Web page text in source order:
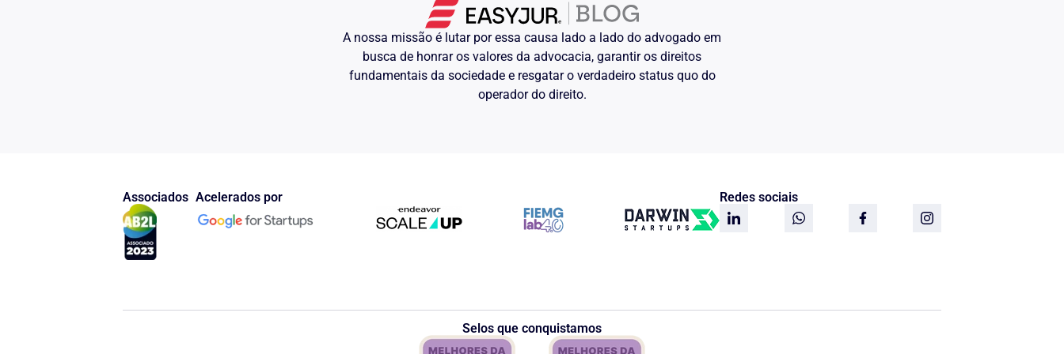
A nossa missão é lutar por essa causa lado a lado do advogado em
busca de honrar os valores da advocacia, garantir os direitos
fundamentais da sociedade e resgatar o verdadeiro status quo do
operador do direito.
Associados Acelerados por Redes sociais
Selos que conquistamos